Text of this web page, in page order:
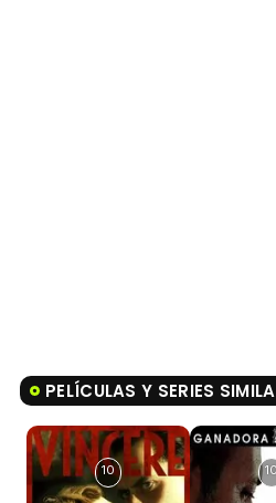
PELÍCULAS Y SERIES
10 10